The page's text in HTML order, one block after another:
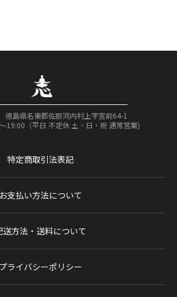
島県名東郡佐那河内村上字宮前64-1
19:00（平日 不定休 土・日・祝 通常営業)
特定商取引法表記
お支払い方法について
送方法・送料について
プライバシーポリシー